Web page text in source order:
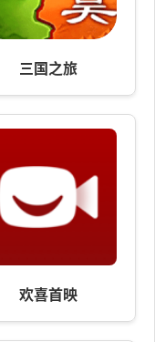
三国之旅
欢喜首映